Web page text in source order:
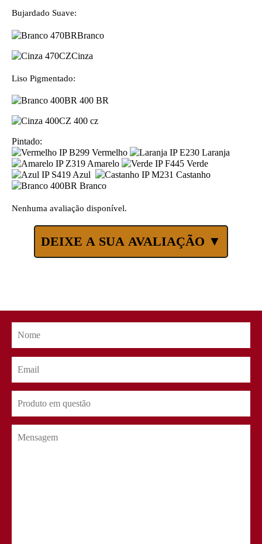
Bujardado Suave:
Branco
Cinza
Liso Pigmentado:
400 BR
400 cz
Pintado:
Vermelho
Laranja
Amarelo
Verde
Azul
Castanho
Branco
Nenhuma avaliação disponível.
DEIXE A SUA AVALIAÇÃO ▼